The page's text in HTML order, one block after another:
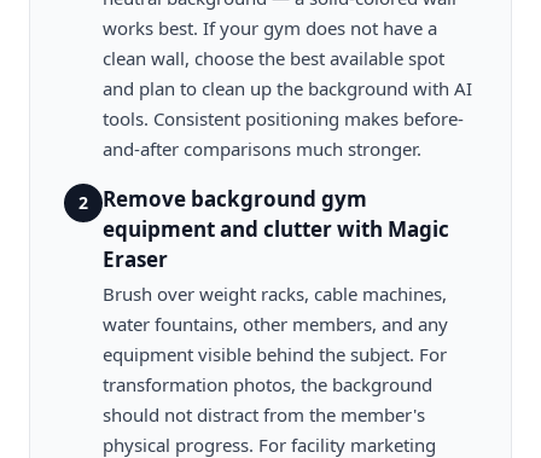
works best. If your gym does not have a
clean wall, choose the best available spot
and plan to clean up the background with AI
tools. Consistent positioning makes before-
and-after comparisons much stronger.
2
Remove background gym
equipment and clutter with Magic
Eraser
Brush over weight racks, cable machines,
water fountains, other members, and any
equipment visible behind the subject. For
transformation photos, the background
should not distract from the member's
physical progress. For facility marketing